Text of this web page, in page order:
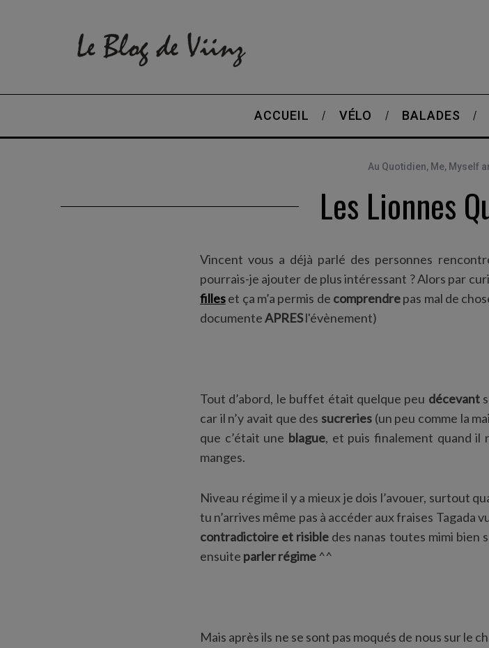
ACCUEIL VÉLO BALADES
Au Quotidien, Me, Myself
Les Lionnes
Vincent vous a déjà parlé des personnes
pourrais-je ajouter de plus intéressant ? Alors par
filleset ça m’a permis de comprendrepas mal de
documenteAPRESl'évènement)
Tout d’abord, le buffet était quelque peu décevant
car il n’y avait que des sucreries (un peu comme la
que c’était une blague, et puis finalement quand il
manges.
Niveau régime il y a mieux je dois l’avouer, surtout
tu n’arrives même pas à accéder aux fraises Tagada
contradictoire et risible des nanas toutes mimi bien
ensuite parler régime^^
Mais après ils ne se sont pas moqués de nous sur le